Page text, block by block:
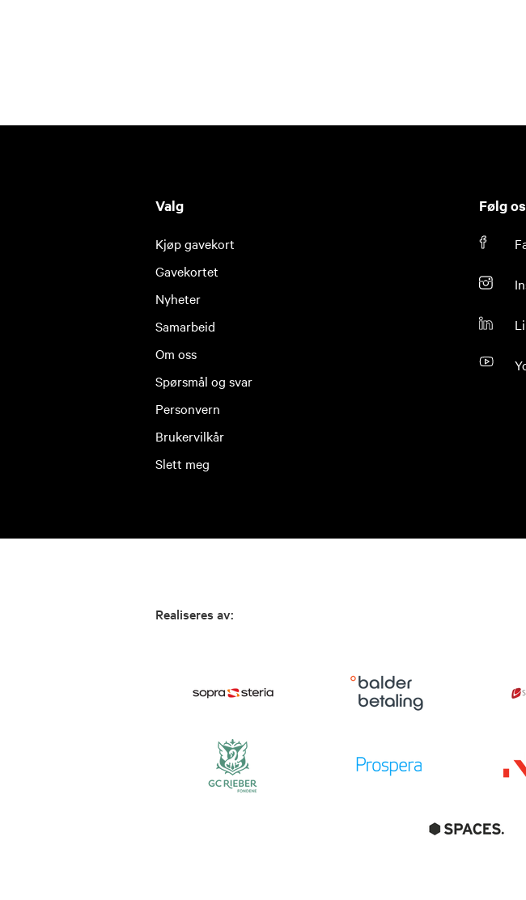
Valg
Kjøp gavekort
Gavekortet
Nyheter
Samarbeid
Om oss
Spørsmål og svar
Personvern
Brukervilkår
Slett meg
Følg
Realiseres av: